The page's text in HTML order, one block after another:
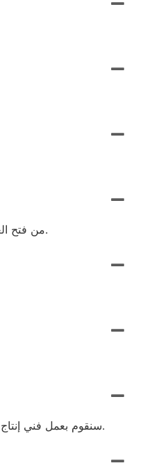
من فتح العفن إلى التسليم ، يتم إكماله عادةً في غضون 7 إلى 10 أيام ، اعتمادًا على التصميم والكمية. يتم قبول الطلبات العاجلة ، ولدينا خط إنتاج خاص لخدمة أوامر الاندفاع.
أرسل لنا أعمالك الفنية Vetor ، مثل AI ، CDR. ، تنسيق PDF. سنقوم بعمل فني إنتاج لموافقتك قبل الذهاب إلى الإنتاج. عندما يكون ثلاثي الأبعاد ، لدينا أيضًا تفاصيل ثلاثية الأبعاد لموافقتك.